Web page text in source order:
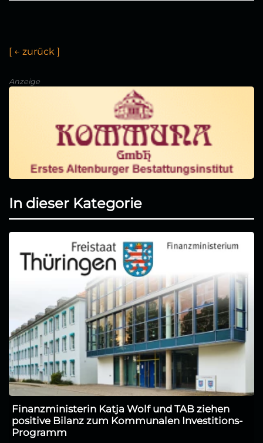
[ ← zurück ]
Anzeige
In dieser Kategorie
Finanzministerin Katja Wolf und TAB ziehen
positive Bilanz zum Kommunalen Investitions-
Programm